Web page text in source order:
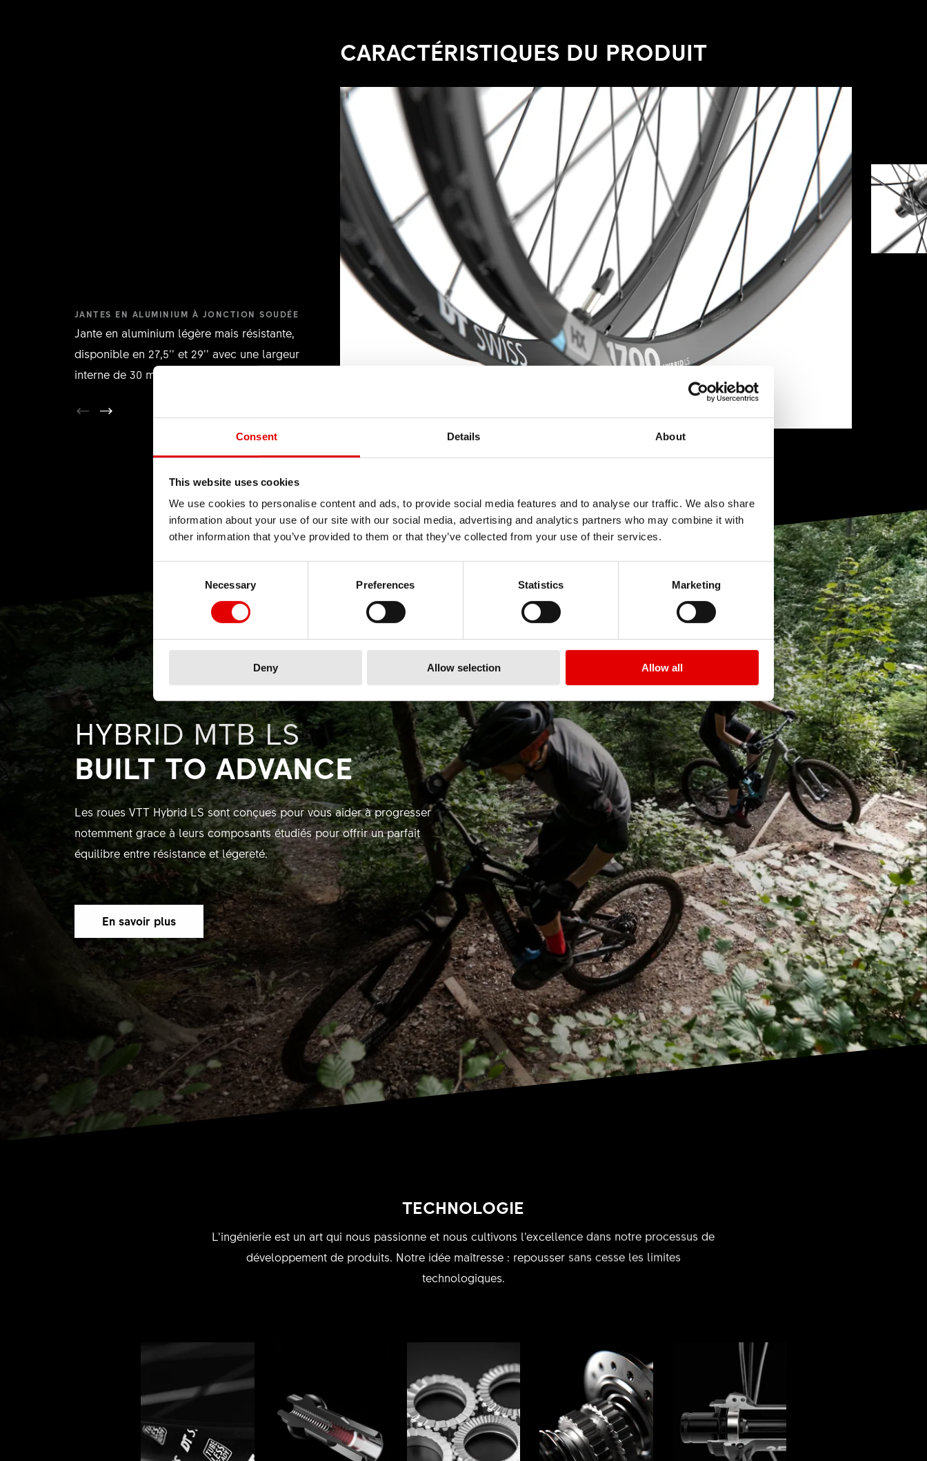
Consent Details About
This website uses cookies
We use cookies to personalise content and ads, to provide social media features and to analyse our traffic. We also share
information about your use of our site with our social media, advertising and analytics partners who may combine it with
other information that you’ve provided to them or that they’ve collected from your use of their services.
Necessary
Preferences Statistics Marketing
Deny Allow selection Allow all
CARACTÉRISTIQUES DU PRODUIT
JANTES EN ALUMINIUM À JONCTION SOUDÉE
Jante en aluminium légère mais résistante,
disponible en 27,5’’ et 29’’ avec une largeur
interne de 30 mm.
HYBRID MTB LS
BUILT TO ADVANCE
Les roues VTT Hybrid LS sont conçues pour vous aider à progresser
notemment grace à leurs composants étudiés pour offrir un parfait
équilibre entre résistance et légereté.
En savoir plus
TECHNOLOGIE
L’ingénierie est un art qui nous passionne et nous cultivons l’excellence dans notre processus de
développement de produits. Notre idée maîtresse : repousser sans cesse les limites
technologiques.